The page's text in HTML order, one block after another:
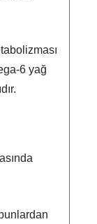
6 yağ